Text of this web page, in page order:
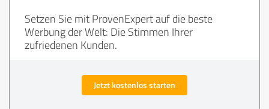
Setzen Sie mit ProvenExpert auf die beste
Werbung der Welt: Die Stimmen Ihrer
zufriedenen Kunden.
Jetzt kostenlos starten